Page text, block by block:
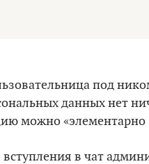
под
данных нет
можно «элементарно
в чат